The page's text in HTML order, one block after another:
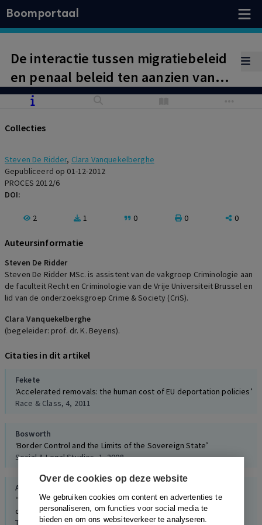
Over de cookies op deze website
We gebruiken cookies om content en advertenties te
personaliseren, om functies voor social media te
bieden en om ons websiteverkeer te analyseren.
Boomportaal
De interactie tussen migratiebeleid
en penaal beleid ten aanzien van
gedetineerden zonder recht op
Collecties
Steven De Ridder, Clara Vanquekelberghe
Gepubliceerd op 01-12-2012
PROCES 2012/6
DOI:
2 1 0 0 0
Auteursinformatie
Steven De Ridder
Steven De Ridder MSc. is assistent van de vakgroep Criminologie aan
de faculteit Recht en Criminologie van de Vrije Universiteit Brussel en
lid van de onderzoeksgroep Crime & Society (CriS).
Clara Vanquekelberghe
(begeleider: prof. dr. K. Beyens).
Citaties in dit artikel
Fekete
‘Accelerated removals: the human cost of EU deportation policies’
Race & Class, 4, 2011
Bosworth
‘Border Control and the Limits of the Sovereign State’
Social & Legal Studies, 1, 2008
Aas
‘“Crimmigrant” bodies and bona fide travelers: Surveillance,
citizenship and global governance’
Theoretical Criminology, 2, 2011